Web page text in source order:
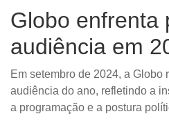
Globo enfrenta
audiência em
Em setembro de 2024, a Globo
audiência do ano, refletindo a
a programação e a postura